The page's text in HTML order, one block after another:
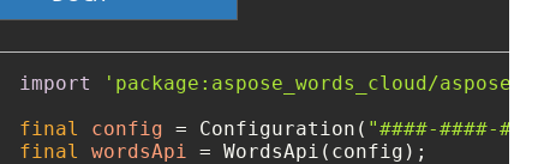
import
'package:aspose_words_cloud/
final
config = Configuration( "####-####-
final
wordsApi = WordsApi(config);